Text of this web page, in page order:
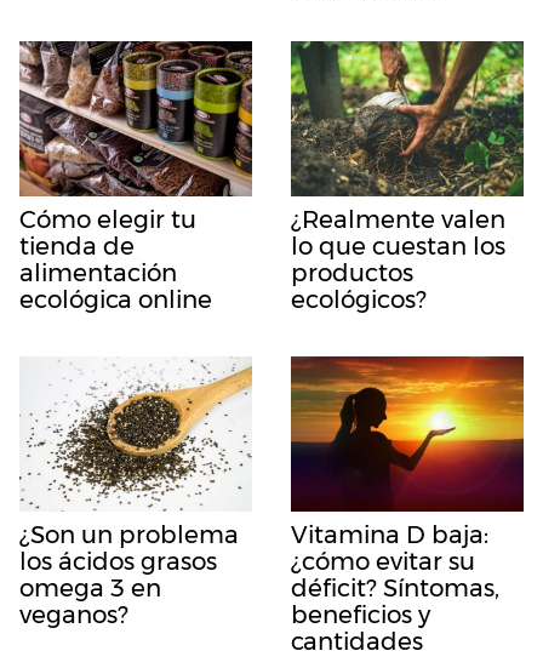
Cómo elegir tu
tienda de
alimentación
ecológica online
¿Realmente valen
lo que cuestan los
productos
ecológicos?
¿Son un problema
los ácidos grasos
omega 3 en
veganos?
Vitamina D baja:
¿cómo evitar su
déficit? Síntomas,
beneficios y
cantidades